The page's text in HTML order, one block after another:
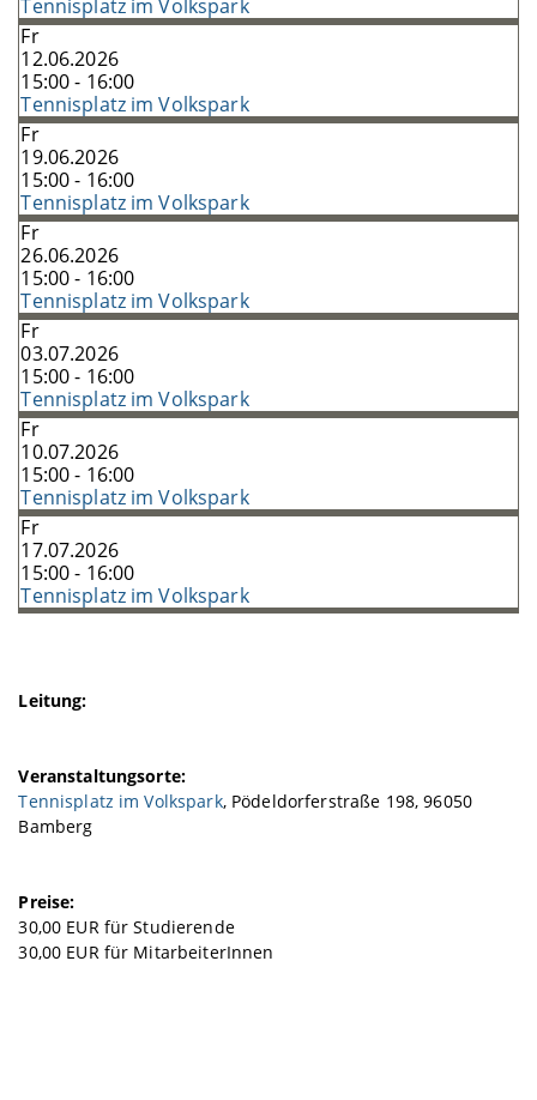
Tennisplatz im Volkspark
Fr
12.06.2026
15:00 - 16:00
Tennisplatz im Volkspark
Fr
19.06.2026
15:00 - 16:00
Tennisplatz im Volkspark
Fr
26.06.2026
15:00 - 16:00
Tennisplatz im Volkspark
Fr
03.07.2026
15:00 - 16:00
Tennisplatz im Volkspark
Fr
10.07.2026
15:00 - 16:00
Tennisplatz im Volkspark
Fr
17.07.2026
15:00 - 16:00
Tennisplatz im Volkspark
Leitung:
Veranstaltungsorte:
Tennisplatz im Volkspark, Pödeldorferstraße 198, 96050
Bamberg
Preise:
30,00 EUR für Studierende
30,00 EUR für MitarbeiterInnen